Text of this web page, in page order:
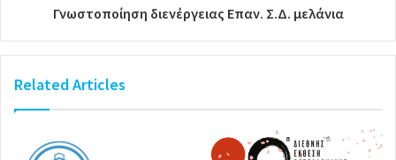
Γνωστοποίηση διενέργειας Επαν. Σ.Δ. μελάνια
Related Articles